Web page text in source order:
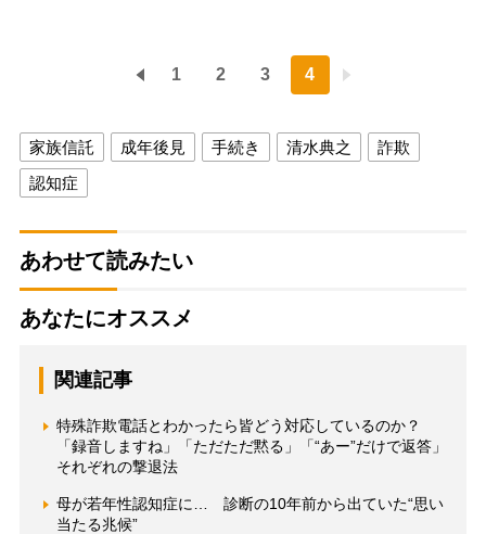
1 2 3 4
家族信託 成年後見 手続き 清水典之
詐欺
認知症
あわせて読みたい
あなたにオススメ
関連記事
特殊詐欺電話とわかったら皆どう対応しているのか？
「録音しますね」「ただただ黙る」「“あー”だけで返答」
それぞれの撃退法
母が若年性認知症に… 診断の10年前から出ていた“思い
当たる兆候”